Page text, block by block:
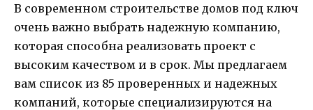
В современном строительстве домов под ключ
очень важно выбрать надежную компанию,
которая способна реализовать проект с
высоким качеством и в срок. Мы предлагаем
вам список из 85 проверенных и надежных
компаний, которые специализируются на